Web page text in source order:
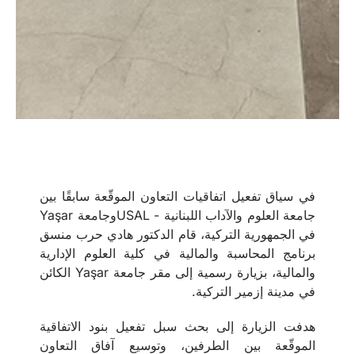
في سياق تفعيل اتفاقيات التعاون الموقّعة سابقًا بين
جامعة العلوم والآداب اللبنانية - USALوجامعة Yaşar
في الجمهورية التركية، قام الدكتور هادي حرب منسق
برنامج المحاسبة والمالية في كلية العلوم الإدارية
والمالية، بزيارة رسمية إلى مقر جامعة Yaşar الكائن
في مدينة إزمير التركية.
هدفت الزيارة إلى بحث سبل تفعيل بنود الاتفاقية
الموقّعة بين الطرفين، وتوسيع آفاق التعاون